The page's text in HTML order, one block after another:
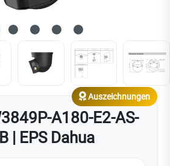
A180-E2-AS-
| EPS Dahua
Auszeichnungen